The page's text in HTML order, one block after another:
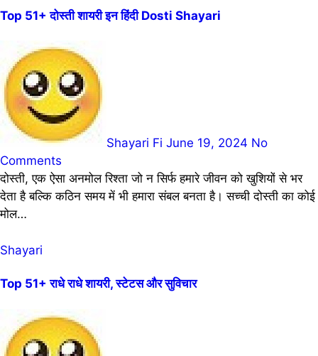
Top 51+ दोस्ती शायरी इन हिंदी Dosti Shayari
Shayari Fi June 19, 2024 No
Comments
दोस्ती, एक ऐसा अनमोल रिश्ता जो न सिर्फ हमारे जीवन को खुशियों से भर
देता है बल्कि कठिन समय में भी हमारा संबल बनता है। सच्ची दोस्ती का कोई
मोल…
Shayari
Top 51+ राधे राधे शायरी, स्टेटस और सुविचार